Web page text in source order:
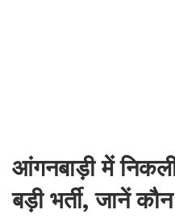
आंगनबाड़ी में
बड़ी भर्ती, जानें